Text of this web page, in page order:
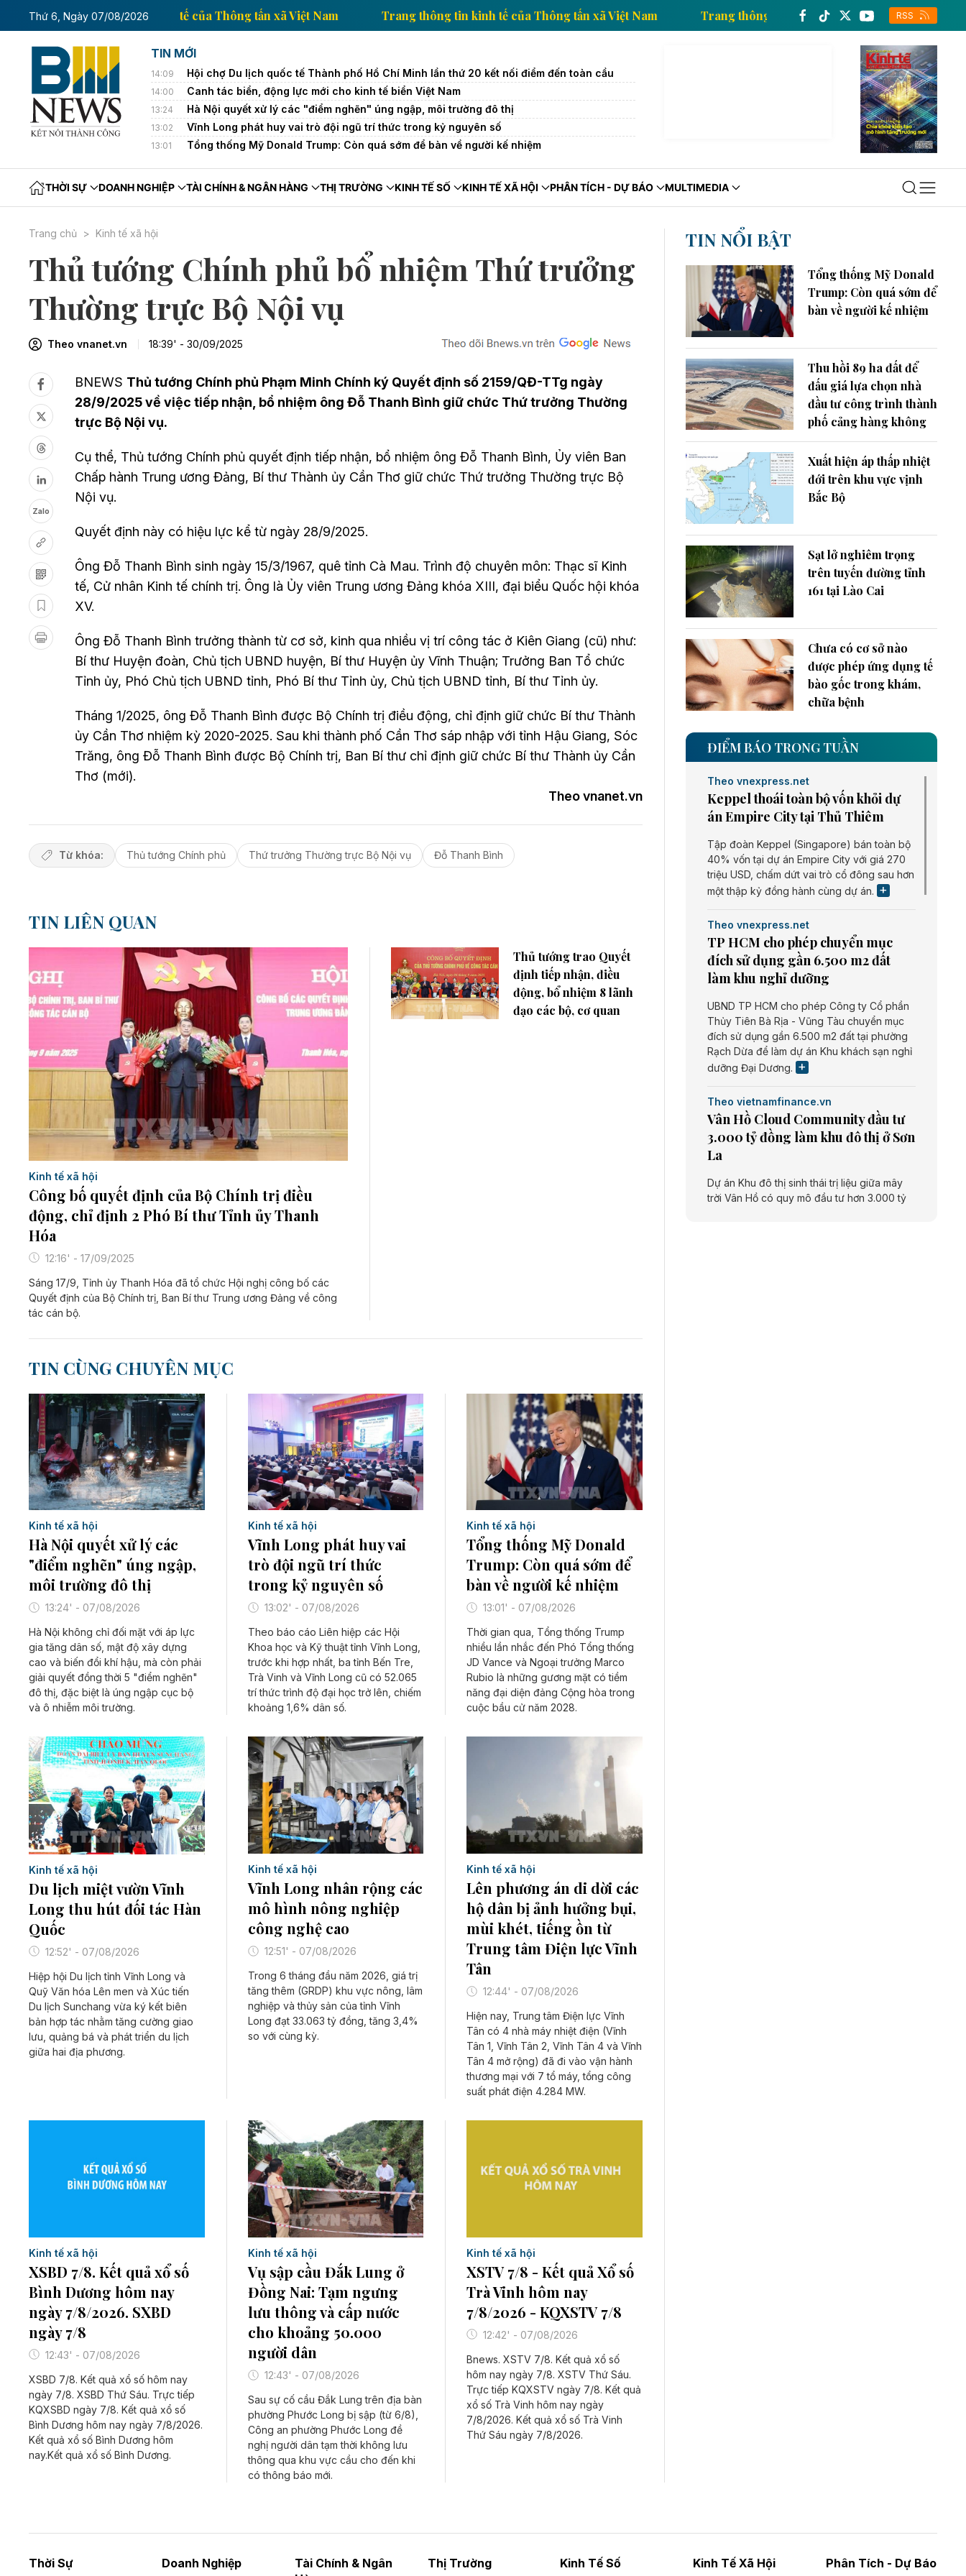
Thứ 6, Ngày 07/08/2026Trang thông tin kinh tế của Thông tấn xã Việt Nam Trang thông tin kinh tế của Thông tấn xã Việt Nam Trang thông tin kinh tế của Thông tấn
RSS
TIN MỚI
14:09 Hội chợ Du lịch quốc tế Thành phố Hồ Chí Minh lần thứ 20 kết nối điểm đến toàn cầu
14:00 Canh tác biển, động lực mới cho kinh tế biển Việt Nam
13:24 Hà Nội quyết xử lý các "điểm nghẽn" úng ngập, môi trường đô thị
13:02 Vĩnh Long phát huy vai trò đội ngũ trí thức trong kỷ nguyên số
13:01 Tổng thống Mỹ Donald Trump: Còn quá sớm để bàn về người kế nhiệm
THỜI SỰ DOANH NGHIỆP TÀI CHÍNH & NGÂN HÀNG THỊ TRƯỜNG KINH TẾ SỐ KINH TẾ XÃ HỘI PHÂN TÍCH - DỰ BÁO MULTIMEDIA
Trang chủ Kinh tế xã hội
Thủ tướng Chính phủ bổ nhiệm Thứ trưởng
Thường trực Bộ Nội vụ
Theo vnanet.vn 18:39' - 30/09/2025
Zalo
BNEWS Thủ tướng Chính phủ Phạm Minh Chính ký Quyết định số 2159/QĐ-TTg ngày
28/9/2025 về việc tiếp nhận, bổ nhiệm ông Đỗ Thanh Bình giữ chức Thứ trưởng Thường
trực Bộ Nội vụ.
Cụ thể, Thủ tướng Chính phủ quyết định tiếp nhận, bổ nhiệm ông Đỗ Thanh Bình, Ủy viên Ban
Chấp hành Trung ương Đảng, Bí thư Thành ủy Cần Thơ giữ chức Thứ trưởng Thường trực Bộ
Nội vụ.
Quyết định này có hiệu lực kể từ ngày 28/9/2025.
Ông Đỗ Thanh Bình sinh ngày 15/3/1967, quê tỉnh Cà Mau. Trình độ chuyên môn: Thạc sĩ Kinh
tế, Cử nhân Kinh tế chính trị. Ông là Ủy viên Trung ương Đảng khóa XIII, đại biểu Quốc hội khóa
XV.
Ông Đỗ Thanh Bình trưởng thành từ cơ sở, kinh qua nhiều vị trí công tác ở Kiên Giang (cũ) như:
Bí thư Huyện đoàn, Chủ tịch UBND huyện, Bí thư Huyện ủy Vĩnh Thuận; Trưởng Ban Tổ chức
Tỉnh ủy, Phó Chủ tịch UBND tỉnh, Phó Bí thư Tỉnh ủy, Chủ tịch UBND tỉnh, Bí thư Tỉnh ủy.
Tháng 1/2025, ông Đỗ Thanh Bình được Bộ Chính trị điều động, chỉ định giữ chức Bí thư Thành
ủy Cần Thơ nhiệm kỳ 2020-2025. Sau khi thành phố Cần Thơ sáp nhập với tỉnh Hậu Giang, Sóc
Trăng, ông Đỗ Thanh Bình được Bộ Chính trị, Ban Bí thư chỉ định giữ chức Bí thư Thành ủy Cần
Thơ (mới).
Theo vnanet.vn
Từ khóa: Thủ tướng Chính phủ Thứ trưởng Thường trực Bộ Nội vụ Đỗ Thanh Bình
TIN LIÊN QUAN
Kinh tế xã hội
Công bố quyết định của Bộ Chính trị điều
động, chỉ định 2 Phó Bí thư Tỉnh ủy Thanh
Hóa
12:16' - 17/09/2025
Sáng 17/9, Tỉnh ủy Thanh Hóa đã tổ chức Hội nghị công bố các
Quyết định của Bộ Chính trị, Ban Bí thư Trung ương Đảng về công
tác cán bộ.
Thủ tướng trao Quyết
định tiếp nhận, điều
động, bổ nhiệm 8 lãnh
đạo các bộ, cơ quan
TIN CÙNG CHUYÊN MỤC
Kinh tế xã hội
Hà Nội quyết xử lý các
"điểm nghẽn" úng ngập,
môi trường đô thị
13:24' - 07/08/2026
Hà Nội không chỉ đối mặt với áp lực
gia tăng dân số, mật độ xây dựng
cao và biến đổi khí hậu, mà còn phải
giải quyết đồng thời 5 "điểm nghẽn"
đô thị, đặc biệt là úng ngập cục bộ
và ô nhiễm môi trường.
Kinh tế xã hội
Vĩnh Long phát huy vai
trò đội ngũ trí thức
trong kỷ nguyên số
13:02' - 07/08/2026
Theo báo cáo Liên hiệp các Hội
Khoa học và Kỹ thuật tỉnh Vĩnh Long,
trước khi hợp nhất, ba tỉnh Bến Tre,
Trà Vinh và Vĩnh Long cũ có 52.065
trí thức trình độ đại học trở lên, chiếm
khoảng 1,6% dân số.
Kinh tế xã hội
Tổng thống Mỹ Donald
Trump: Còn quá sớm để
bàn về người kế nhiệm
13:01' - 07/08/2026
Thời gian qua, Tổng thống Trump
nhiều lần nhắc đến Phó Tổng thống
JD Vance và Ngoại trưởng Marco
Rubio là những gương mặt có tiềm
năng đại diện đảng Cộng hòa trong
cuộc bầu cử năm 2028.
Kinh tế xã hội
Du lịch miệt vườn Vĩnh
Long thu hút đối tác Hàn
Quốc
12:52' - 07/08/2026
Hiệp hội Du lịch tỉnh Vĩnh Long và
Quỹ Văn hóa Lên men và Xúc tiến
Du lịch Sunchang vừa ký kết biên
bản hợp tác nhằm tăng cường giao
lưu, quảng bá và phát triển du lịch
giữa hai địa phương.
Kinh tế xã hội
Vĩnh Long nhân rộng các
mô hình nông nghiệp
công nghệ cao
12:51' - 07/08/2026
Trong 6 tháng đầu năm 2026, giá trị
tăng thêm (GRDP) khu vực nông, lâm
nghiệp và thủy sản của tỉnh Vĩnh
Long đạt 33.063 tỷ đồng, tăng 3,4%
so với cùng kỳ.
Kinh tế xã hội
Lên phương án di dời các
hộ dân bị ảnh hưởng bụi,
mùi khét, tiếng ồn từ
Trung tâm Điện lực Vĩnh
Tân
12:44' - 07/08/2026
Hiện nay, Trung tâm Điện lực Vĩnh
Tân có 4 nhà máy nhiệt điện (Vĩnh
Tân 1, Vĩnh Tân 2, Vĩnh Tân 4 và Vĩnh
Tân 4 mở rộng) đã đi vào vận hành
thương mại với 7 tổ máy, tổng công
suất phát điện 4.284 MW.
Kinh tế xã hội
XSBD 7/8. Kết quả xổ số
Bình Dương hôm nay
ngày 7/8/2026. SXBD
ngày 7/8
12:43' - 07/08/2026
XSBD 7/8. Kết quả xổ số hôm nay
ngày 7/8. XSBD Thứ Sáu. Trực tiếp
KQXSBD ngày 7/8. Kết quả xổ số
Bình Dương hôm nay ngày 7/8/2026.
Kết quả xổ số Bình Dương hôm
nay.Kết quả xổ số Bình Dương.
Kinh tế xã hội
Vụ sập cầu Đắk Lung ở
Đồng Nai: Tạm ngưng
lưu thông và cấp nước
cho khoảng 50.000
người dân
12:43' - 07/08/2026
Sau sự cố cầu Đắk Lung trên địa bàn
phường Phước Long bị sập (từ 6/8),
Công an phường Phước Long đề
nghị người dân tạm thời không lưu
thông qua khu vực cầu cho đến khi
có thông báo mới.
Kinh tế xã hội
XSTV 7/8 - Kết quả Xổ số
Trà Vinh hôm nay
7/8/2026 - KQXSTV 7/8
12:42' - 07/08/2026
Bnews. XSTV 7/8. Kết quả xổ số
hôm nay ngày 7/8. XSTV Thứ Sáu.
Trực tiếp KQXSTV ngày 7/8. Kết quả
xổ số Trà Vinh hôm nay ngày
7/8/2026. Kết quả xổ số Trà Vinh
Thứ Sáu ngày 7/8/2026.
TIN NỔI BẬT
Tổng thống Mỹ Donald
Trump: Còn quá sớm để
bàn về người kế nhiệm
Thu hồi 89 ha đất để
đấu giá lựa chọn nhà
đầu tư công trình thành
phố cảng hàng không
Xuất hiện áp thấp nhiệt
đới trên khu vực vịnh
Bắc Bộ
Sạt lở nghiêm trọng
trên tuyến đường tỉnh
161 tại Lào Cai
Chưa có cơ sở nào
được phép ứng dụng tế
bào gốc trong khám,
chữa bệnh
ĐIỂM BÁO TRONG TUẦN
Theo vnexpress.net
Keppel thoái toàn bộ vốn khỏi dự
án Empire City tại Thủ Thiêm
Tập đoàn Keppel (Singapore) bán toàn bộ
40% vốn tại dự án Empire City với giá 270
triệu USD, chấm dứt vai trò cổ đông sau hơn
một thập kỷ đồng hành cùng dự án.
Theo vnexpress.net
TP HCM cho phép chuyển mục
đích sử dụng gần 6.500 m2 đất
làm khu nghỉ dưỡng
UBND TP HCM cho phép Công ty Cổ phần
Thủy Tiên Bà Rịa - Vũng Tàu chuyển mục
đích sử dụng gần 6.500 m2 đất tại phường
Rạch Dừa để làm dự án Khu khách sạn nghỉ
dưỡng Đại Dương.
Theo vietnamfinance.vn
Vân Hồ Cloud Community đầu tư
3.000 tỷ đồng làm khu đô thị ở Sơn
La
Dự án Khu đô thị sinh thái trị liệu giữa mây
trời Vân Hồ có quy mô đầu tư hơn 3.000 tỷ
Thời Sự Doanh Nghiệp
Tài Chính & Ngân
Thị Trường Kinh Tế Số Kinh Tế Xã Hội Phân Tích - Dự Báo